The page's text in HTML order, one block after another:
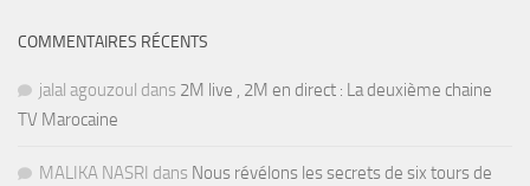
COMMENTAIRES RÉCENTS
jalal agouzoul dans 2M live , 2M en direct : La deuxième chaine
TV Marocaine
MALIKA NASRI dans Nous révélons les secrets de six tours de